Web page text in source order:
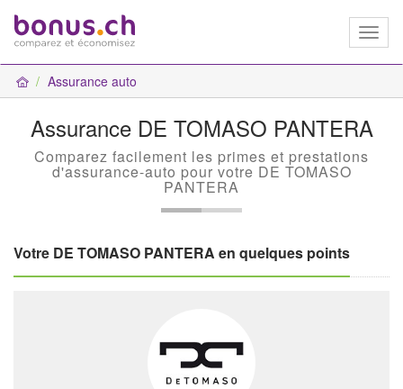
Assurance auto
Assurance DE TOMASO PANTERA
Comparez facilement les primes et prestations
d'assurance-auto pour votre DE TOMASO
PANTERA
Votre DE TOMASO PANTERA en quelques points